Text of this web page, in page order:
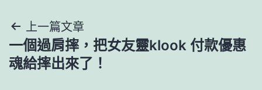
文
章
上一篇文章
一個過肩摔，把女友靈klook 付款優惠
魂給摔出來了！